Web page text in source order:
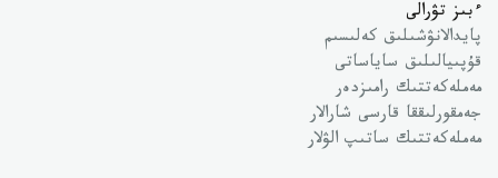
ءبىز تۋرالى
پايدالانۋشىلىق كەلىسىم
قۇپىيالىلىق ساياساتى
مەملەكەتتىك رامىزدەر
جەمقورلىققا قارسى شارالار
مەملەكەتتىك ساتىپ الۋلار